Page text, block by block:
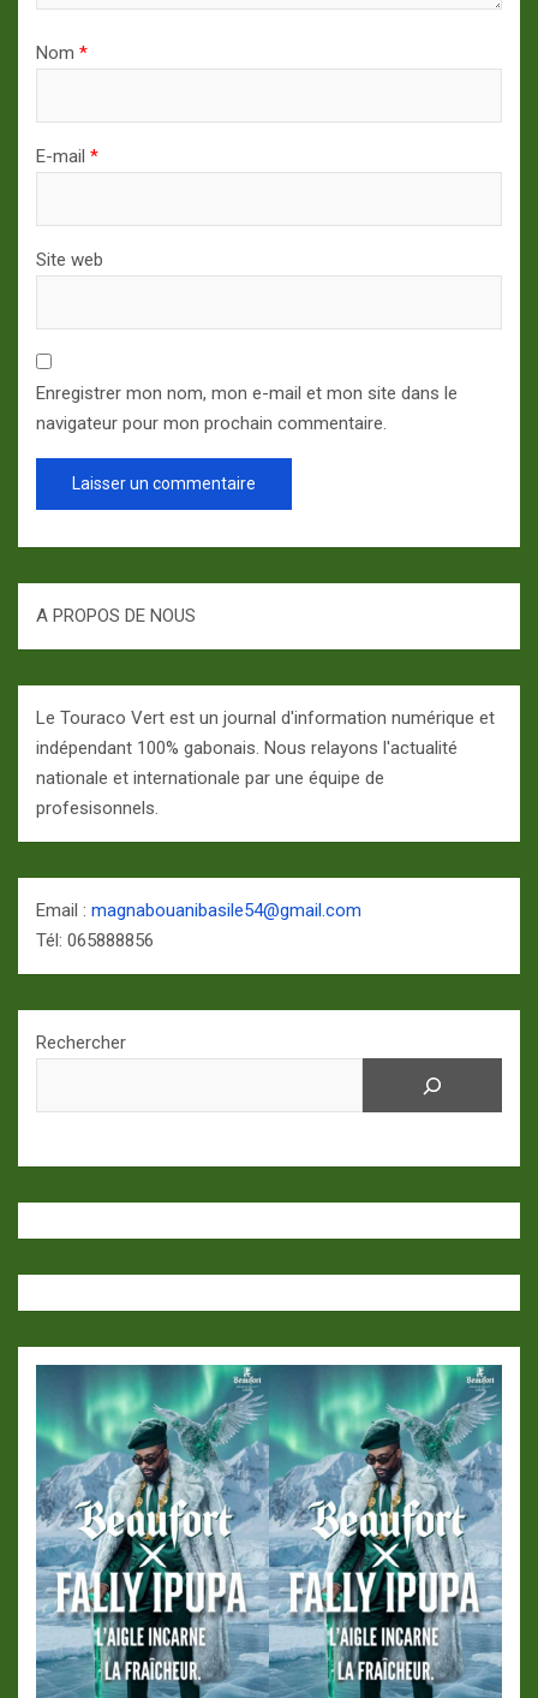
Nom *
E-mail *
Site web
Enregistrer mon nom, mon e-mail et mon site dans le
navigateur pour mon prochain commentaire.
A PROPOS DE NOUS
Le Touraco Vert est un journal d'information numérique et
indépendant 100% gabonais. Nous relayons l'actualité
nationale et internationale par une équipe de
profesisonnels.
Email : magnabouanibasile54@gmail.com
Tél: 065888856
Rechercher